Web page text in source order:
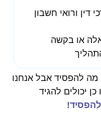
ורואי חשבון
או בקשה
להפסיד אבל אנחנו
יכולים להגיד